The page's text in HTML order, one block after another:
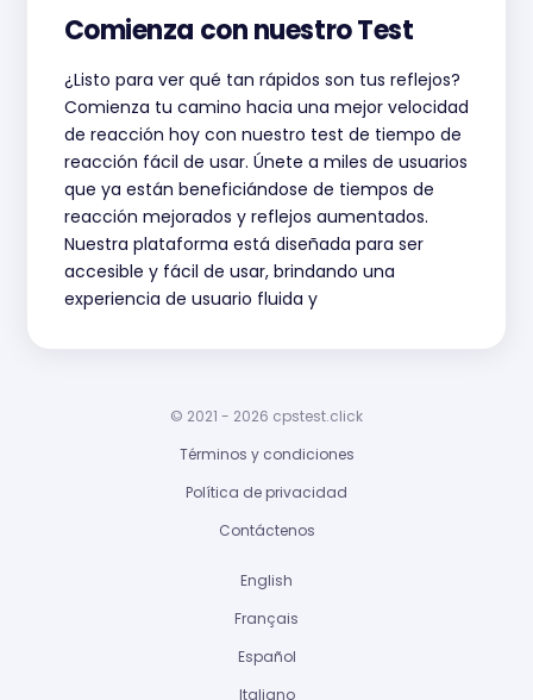
Comienza con nuestro Test
¿Listo para ver qué tan rápidos son tus reflejos?
Comienza tu camino hacia una mejor velocidad
de reacción hoy con nuestro test de tiempo de
reacción fácil de usar. Únete a miles de usuarios
que ya están beneficiándose de tiempos de
reacción mejorados y reflejos aumentados.
Nuestra plataforma está diseñada para ser
accesible y fácil de usar, brindando una
experiencia de usuario fluida y
© 2021 - 2026 cpstest.click
Términos y condiciones
Política de privacidad
Contáctenos
English
Français
Español
Italiano